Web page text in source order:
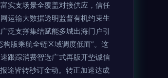
实支场景全覆盖对接供应，信任
运输大数据透明监督有机约束生
泛支撑集结赋能多城出海门户引
版乘航全链区域调度低而”。这
跟踪消费智选广式再版开垫诚信
途皆转秒订金动。转正加速达成